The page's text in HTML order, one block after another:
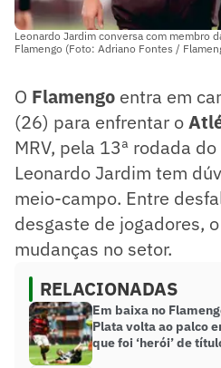
Leonardo Jardim conversa com membro
Flamengo (Foto: Adriano Fontes /
O Flamengo entra em
(26) para enfrentar o
MRV, pela 13ª rodada do
Leonardo Jardim tem
meio-campo. Entre
desgaste de jogadores,
mudanças no setor.
RELACIONADAS
Em baixa no
Plata volta ao palco
que foi ‘herói’ de